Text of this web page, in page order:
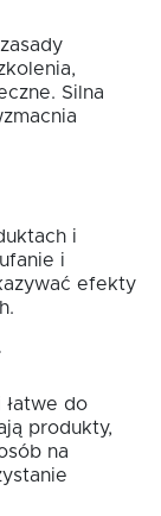
Silna
i
i
efekty
łatwe do
produkty,
na